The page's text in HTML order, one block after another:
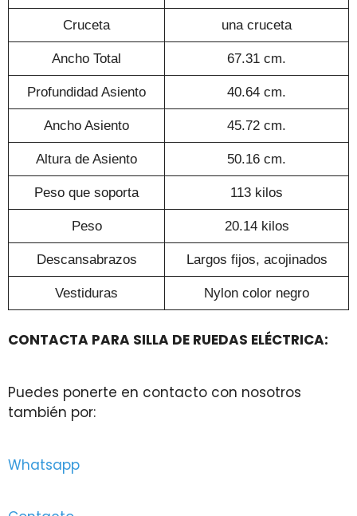
Cruceta una cruceta
Ancho Total 67.31 cm.
Profundidad Asiento 40.64 cm.
Ancho Asiento 45.72 cm.
Altura de Asiento 50.16 cm.
Peso que soporta 113 kilos
Peso 20.14 kilos
Descansabrazos Largos fijos, acojinados
Vestiduras Nylon color negro
CONTACTA PARA SILLA DE RUEDAS ELÉCTRICA:
Puedes ponerte en contacto con nosotros
también por:
Whatsapp